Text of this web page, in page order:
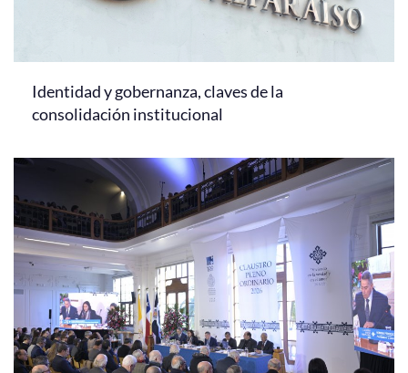
Identidad y gobernanza, claves de la
consolidación institucional